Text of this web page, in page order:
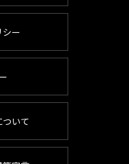
ー
いて